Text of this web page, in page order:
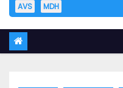
AVS
MDH